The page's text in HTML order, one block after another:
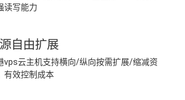
读写能力
自由扩展
vps云主机支持横向/纵向按需扩展/缩减资
有效控制成本